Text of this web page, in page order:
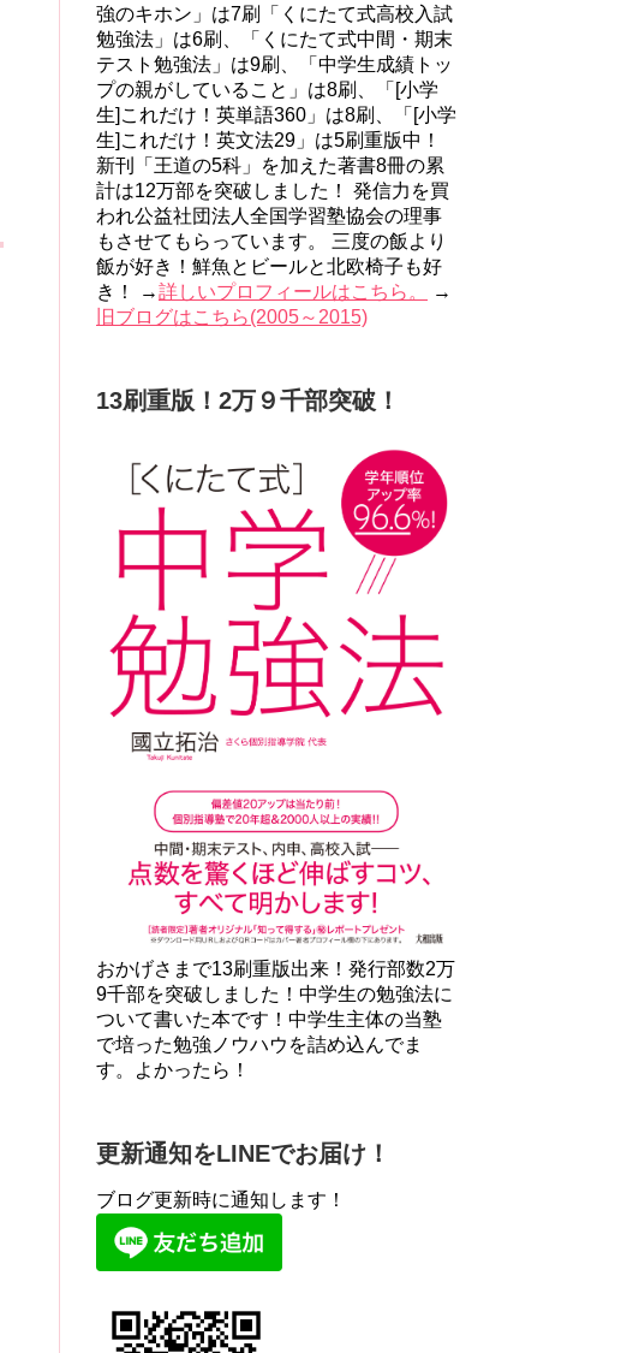
強のキホン」は7刷「くにたて式高校入試
勉強法」は6刷、「くにたて式中間・期末
テスト勉強法」は9刷、「中学生成績トッ
プの親がしていること」は8刷、「[小学
生]これだけ！英単語360」は8刷、「[小学
生]これだけ！英文法29」は5刷重版中！
新刊「王道の5科」を加えた著書8冊の累
計は12万部を突破しました！ 発信力を買
われ公益社団法人全国学習塾協会の理事
もさせてもらっています。 三度の飯より
飯が好き！鮮魚とビールと北欧椅子も好
き！ →詳しいプロフィールはこちら。
→
旧ブログはこちら(2005～2015)
13刷重版！2万９千部突破！
おかげさまで13刷重版出来！発行部数2万
9千部を突破しました！中学生の勉強法に
ついて書いた本です！中学生主体の当塾
で培った勉強ノウハウを詰め込んでま
す。よかったら！
更新通知をLINEでお届け！
ブログ更新時に通知します！